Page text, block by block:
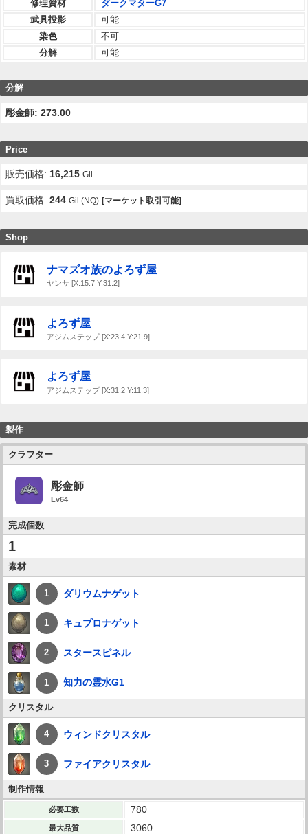
修理資材
ダークマターG7
武具投影
可能
染色
不可
分解
可能
分解
彫金師: 273.00
Price
販売価格: 16,215 Gil
買取価格:244 Gil (NQ) [マーケット取引可能]
Shop
ナマズオ族のよろず屋
ヤンサ [X:15.7 Y:31.2]
よろず屋
アジムステップ [X:23.4 Y:21.9]
よろず屋
アジムステップ [X:31.2 Y:11.3]
製作
クラフター
彫金師
Lv64
完成個数
1
素材
1 ダリウムナゲット
1 キュプロナゲット
2 スタースピネル
1 知力の霊水G1
クリスタル
4 ウィンドクリスタル
3 ファイアクリスタル
制作情報
必要工数 780
最大品質 3060